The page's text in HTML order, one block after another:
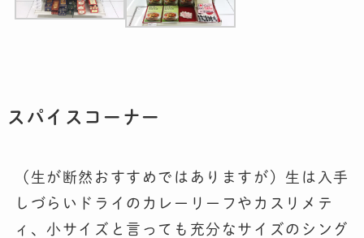
スパイスコーナー
（生が断然おすすめではありますが）生は入手
しづらいドライのカレーリーフやカスリメテ
ィ、小サイズと言っても充分なサイズのシング